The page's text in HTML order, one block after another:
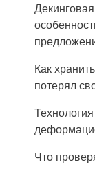
Как
потерял
Что